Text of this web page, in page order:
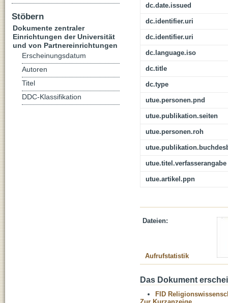
dc.date.issued
dc.identifier.uri
dc.identifier.uri
dc.language.iso
dc.title
dc.type
utue.personen.pnd
utue.publikation.seiten
utue.personen.roh
utue.titel.verfasserangabe
utue.artikel.ppn
Dateien:
Aufrufstatistik
Das Dokument
FID
Stöbern
Dokumente zentraler
Einrichtungen der Universität
und von Partnereinrichtungen
Erscheinungsdatum
Autoren
Titel
DDC-Klassifikation